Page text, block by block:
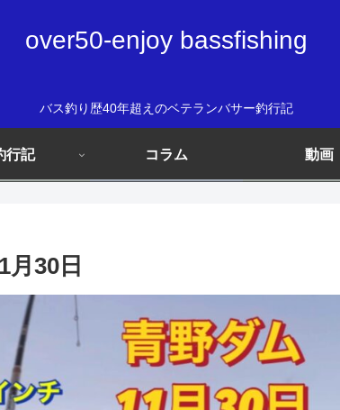
over50-enjoy bassfishing
バス釣り歴40年超えのベテランバサー釣行記
行記 コラム 動画
30日